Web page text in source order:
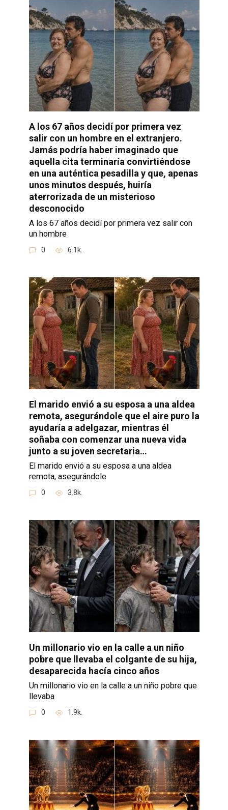
A los 67 años decidí por primera vez
salir con un hombre en el extranjero.
Jamás podría haber imaginado que
aquella cita terminaría convirtiéndose
en una auténtica pesadilla y que, apenas
unos minutos después, huiría
aterrorizada de un misterioso
desconocido
A los 67 años decidí por primera vez salir con
un hombre
0 6.1k.
El marido envió a su esposa a una aldea
remota, asegurándole que el aire puro la
ayudaría a adelgazar, mientras él
soñaba con comenzar una nueva vida
junto a su joven secretaria…
El marido envió a su esposa a una aldea
remota, asegurándole
0 3.8k.
Un millonario vio en la calle a un niño
pobre que llevaba el colgante de su hija,
desaparecida hacía cinco años
Un millonario vio en la calle a un niño pobre que
llevaba
0 1.9k.